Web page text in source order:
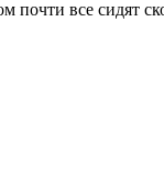
все сидят